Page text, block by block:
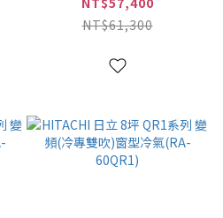
69NR1)
NT$61,300